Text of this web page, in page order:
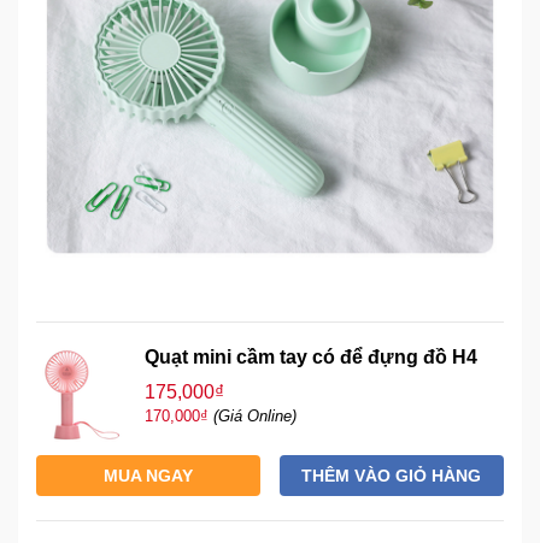
Quạt mini cầm tay có để đựng đồ H4
175,000₫
170,000₫ (Giá Online)
MUA NGAY THÊM VÀO GIỎ HÀNG